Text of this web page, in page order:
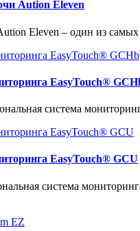
Aution Eleven
Eleven – один из
EasyTouch®
система
EasyTouch® GCU
система